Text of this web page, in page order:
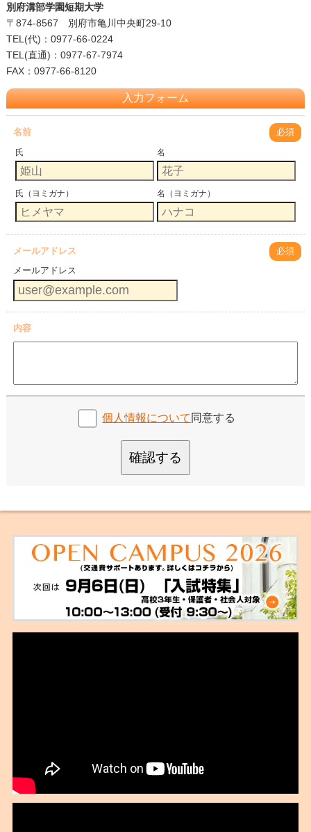
別府溝部学園短期大学
〒874-8567 別府市亀川中央町29-10
TEL(代)：0977-66-0224
TEL(直通)：0977-67-7974
FAX：0977-66-8120
入力フォーム
名前 必須
氏 名
氏（ヨミガナ） 名（ヨミガナ）
メールアドレス
必須
メールアドレス
内容
個人情報について 同意する
確認する